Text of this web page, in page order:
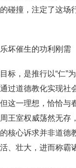
碰撞，注定了这场
坏催生的功利刚需
标，是推行以“仁”
过道德教化实现社
这一理想，恰恰与
王室权威荡然无存
核心诉求并非道德
、壮大，进而称霸